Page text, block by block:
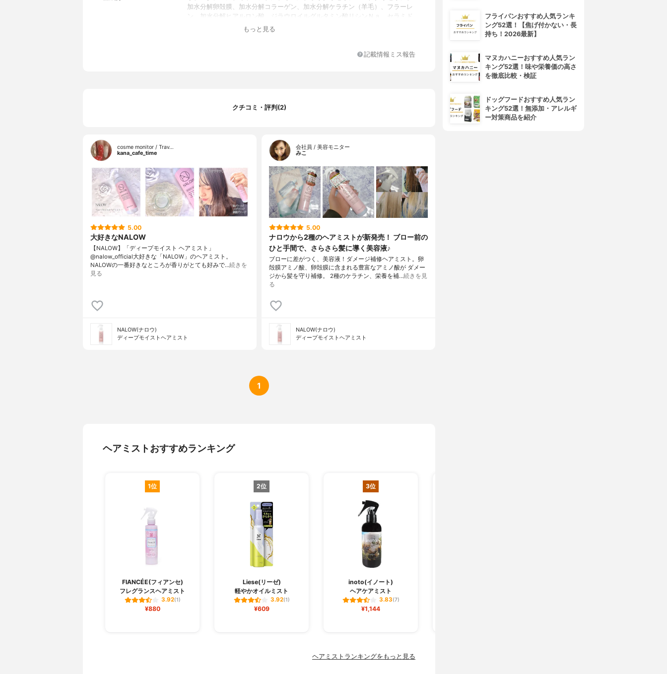
加水分解卵殻膜、加水分解コラーゲン、加水分解ケラチン（羊毛）、フラーレ
ン、加水分解ヒアルロン酸、ジラウロイルグルタミン酸リシンＮａ、セラミド
ＮＧ、セラミドＮＰ、セラミドＡＰ、コレステロール（羊毛）、メドウフォー
ャクヤク根エキス、ダマスクバラ花エキス、チャ葉エキス、オウゴン根エキ
もっと見る
記載情報ミス報告
クチコミ・評判(2)
cosme monitor / Trav…
kana_cafe_time
5.00
大好きなNALOW
【NALOW】「ディープモイスト ヘアミスト」
@nalow_official大好きな「NALOW」のヘアミスト。
NALOWの一番好きなところが香りがとても好みで…続きを
見る
NALOW(ナロウ)
ディープモイストヘアミスト
会社員 / 美容モニター
みこ
5.00
ナロウから2種のヘアミストが新発売！ ブロー前の
ひと手間で、さらさら髪に導く美容液♪
ブローに差がつく、美容液！ダメージ補修ヘアミスト。卵
殻膜アミノ酸、⁡卵殻膜に含まれる豊富なアミノ酸が⁡ ダメー
ジから髪を守り補修⁡。 2種のケラチン⁡、栄養を補…続きを見
る
NALOW(ナロウ)
ディープモイストヘアミスト
1
ヘアミストおすすめランキング
1位
FIANCÉE(フィアンセ)
フレグランスヘアミスト
3.92(1)
¥880
2位
Liese(リーゼ)
軽やかオイルミスト
3.92(1)
¥609
3位
inoto(イノート)
ヘアケアミスト
3.83(7)
¥1,144
ヘアミストランキングをもっと見る
フライパンおすすめ人気ランキ
ング52選！【焦げ付かない・長
持ち！2026最新】
マヌカハニーおすすめ人気ラン
キング52選！味や栄養価の高さ
を徹底比較・検証
ドッグフードおすすめ人気ラン
キング52選！無添加・アレルギ
ー対策商品を紹介